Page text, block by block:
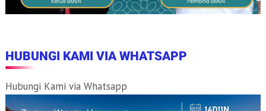
HUBUNGI KAMI VIA WHATSAPP
Hubungi Kami via Whatsapp